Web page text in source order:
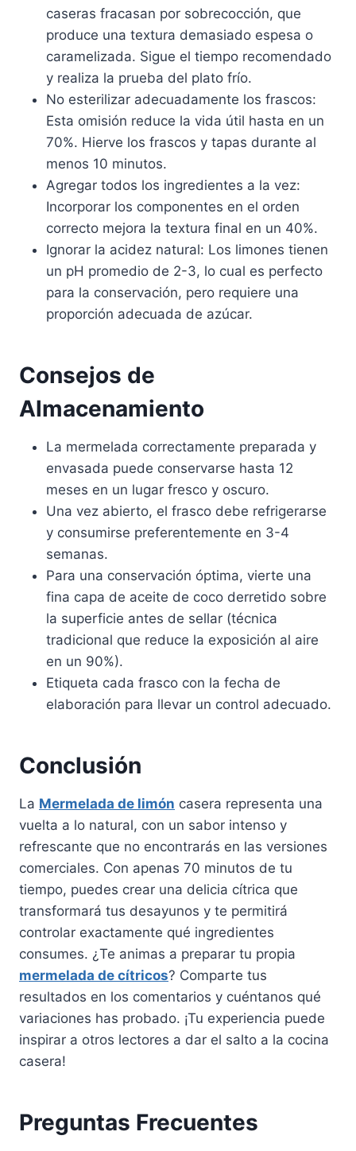
caseras fracasan por sobrecocción, que
produce una textura demasiado espesa o
caramelizada. Sigue el tiempo recomendado
y realiza la prueba del plato frío.
No esterilizar adecuadamente los frascos:
Esta omisión reduce la vida útil hasta en un
70%. Hierve los frascos y tapas durante al
menos 10 minutos.
Agregar todos los ingredientes a la vez:
Incorporar los componentes en el orden
correcto mejora la textura final en un 40%.
Ignorar la acidez natural: Los limones tienen
un pH promedio de 2-3, lo cual es perfecto
para la conservación, pero requiere una
proporción adecuada de azúcar.
Consejos de
Almacenamiento
La mermelada correctamente preparada y
envasada puede conservarse hasta 12
meses en un lugar fresco y oscuro.
Una vez abierto, el frasco debe refrigerarse
y consumirse preferentemente en 3-4
semanas.
Para una conservación óptima, vierte una
fina capa de aceite de coco derretido sobre
la superficie antes de sellar (técnica
tradicional que reduce la exposición al aire
en un 90%).
Etiqueta cada frasco con la fecha de
elaboración para llevar un control adecuado.
Conclusión
La Mermelada de limón casera representa una
vuelta a lo natural, con un sabor intenso y
refrescante que no encontrarás en las versiones
comerciales. Con apenas 70 minutos de tu
tiempo, puedes crear una delicia cítrica que
transformará tus desayunos y te permitirá
controlar exactamente qué ingredientes
consumes. ¿Te animas a preparar tu propia
mermelada de cítricos? Comparte tus
resultados en los comentarios y cuéntanos qué
variaciones has probado. ¡Tu experiencia puede
inspirar a otros lectores a dar el salto a la cocina
casera!
Preguntas Frecuentes